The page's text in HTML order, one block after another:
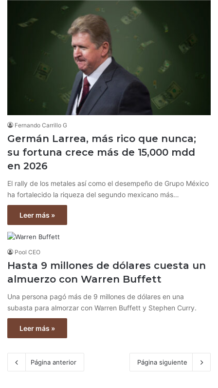
Fernando Carrillo G
Germán Larrea, más rico que nunca;
su fortuna crece más de 15,000 mdd
en 2026
El rally de los metales así como el desempeño de Grupo México
ha fortalecido la riqueza del segundo mexicano más…
Leer más »
Pool CEO
Hasta 9 millones de dólares cuesta un
almuerzo con Warren Buffett
Una persona pagó más de 9 millones de dólares en una
subasta para almorzar con Warren Buffett y Stephen Curry.
Leer más »
Página anterior Página siguiente